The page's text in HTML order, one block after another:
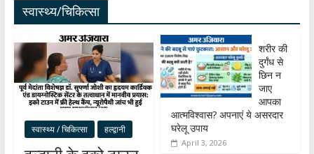
स्वास्थ्य/चिकित्सा
स्वास्थ्य / चिकित्सा हल्द्वानी
शरीर की
दुर्गंध से
छिन न
जाए
आपका
आत्मविश्वास? अपनाएं ये असरदार
घरेलू उपाय
April 3, 2026